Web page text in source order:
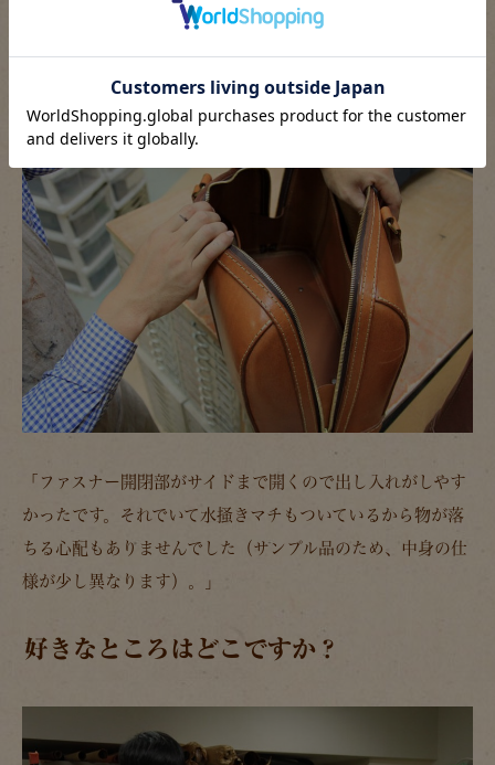
「ファスナー開閉部がサイドまで開くので出し入れがしやす
かったです。それでいて水掻きマチもついているから物が落
ちる心配もありませんでした（サンプル品のため、中身の仕
様が少し異なります）。」
好きなところはどこですか？